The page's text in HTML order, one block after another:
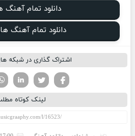
دانلود تمام آهنگ
دانلود تمام آهنگ
اشتراک گذاری در شبکه
تویتر
فیسوک
لینک کوتاه